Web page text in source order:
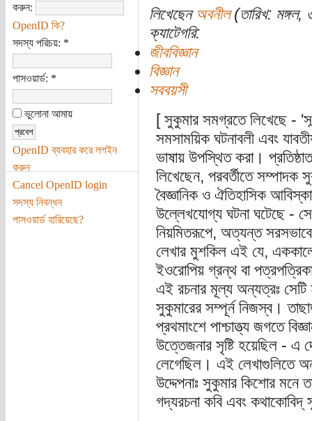
করুন:
OpenID কি?
সদস্য পরিচয়: *
পাসওয়ার্ড: *
ভুলোনা আমায়
OpenID ব্যবহার করে লগইন
করুন
Cancel OpenID login
সদস্য নিবন্ধন
পাসওয়ার্ড হারিয়েছে?
লিখেছেন অবনীল(তারিখ:
ক্যাটেগরি:
জীববিজ্ঞান
বিজ্ঞান
সববয়সী
[ সুকুমার সমগ্রতে লিখেছে -
সমসাময়িক ঘটনাবলী এবং
ভাষায় উপস্থিত করা।
লিখেছেন, পরবর্তীতে
বৈজ্ঞানিক ও ঐতিহাসিক
উল্লেখযোগ্য ঘটনা ঘটেছে -
নিয়মিতরূপে, অত্যন্ত সরসভাবে
লেখার মুশকিল এই যে,
ইওরোপিয় গ্রন্থ বা
এই রচনার মূল্য অন্যত্রঃ সেটি
সুকুমারের সম্পূর্ন নিজস্ব।
প্রথমাংশে পাশ্চাত্ত্য জগতে
উত্তেজনার সৃষ্টি হয়েছিল - এ
লেগেছিল। এই লেখাগুলিতে
উদ্দেপনাঃ সুকুমার কিশোর মনে
গদ্যরচনা কবি এবং